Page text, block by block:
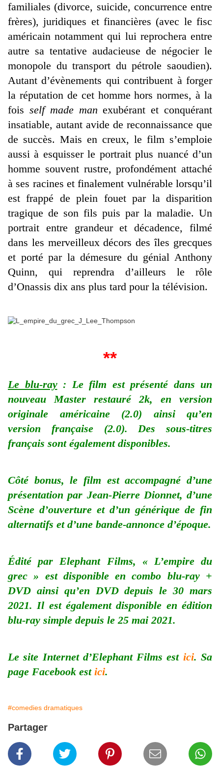
familiales (divorce, suicide, concurrence entre
frères), juridiques et financières (avec le fisc
américain notamment qui lui reprochera entre
autre sa tentative audacieuse de négocier le
monopole du transport du pétrole saoudien).
Autant d’évènements qui contribuent à forger
la réputation de cet homme hors normes, à la
fois self made man exubérant et conquérant
insatiable, autant avide de reconnaissance que
de succès. Mais en creux, le film s’emploie
aussi à esquisser le portrait plus nuancé d’un
homme souvent rustre, profondément attaché
à ses racines et finalement vulnérable lorsqu’il
est frappé de plein fouet par la disparition
tragique de son fils puis par la maladie. Un
portrait entre grandeur et décadence, filmé
dans les merveilleux décors des îles grecques
et porté par la démesure du génial Anthony
Quinn, qui reprendra d’ailleurs le rôle
d’Onassis dix ans plus tard pour la télévision.
**
Le blu-ray: Le film est présenté dans un
nouveau Master restauré 2k, en version
originale américaine (2.0) ainsi qu’en
version française (2.0). Des sous-titres
français sont également disponibles.
Côté bonus, le film est accompagné d’une
présentation par Jean-Pierre Dionnet, d’une
Scène d’ouverture et d’un générique de fin
alternatifs et d’une bande-annonce d’époque.
Édité par Elephant Films, « L’empire du
grec » est disponible en combo blu-ray +
DVD ainsi qu’en DVD depuis le 30 mars
2021. Il est également disponible en édition
blu-ray simple depuis le 25 mai 2021.
Le site Internet d’Elephant Films est ici. Sa
page Facebook est ici.
#comedies dramatiques
Partager